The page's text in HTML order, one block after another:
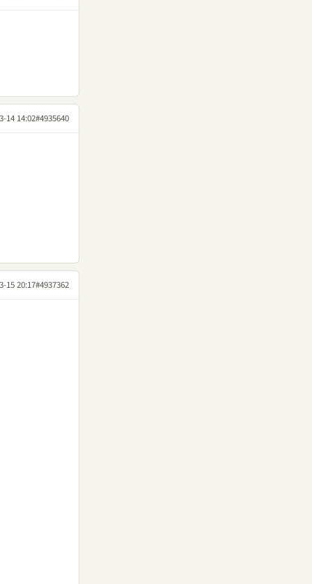
14 14:02#4935640
15 20:17#4937362